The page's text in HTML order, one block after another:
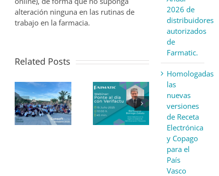
alteración ninguna en las rutinas de
trabajo en la farmacia.
Related Posts
2026 de
distribuidores
autorizados
de
Farmatic.
Homologadas
las
nuevas
versiones
de Receta
Electrónica
y Copago
para el
País
Vasco